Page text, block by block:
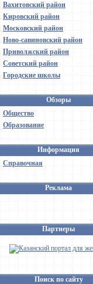
Вахитовский район
Кировский район
Московский район
Ново-савиновский район
Приволжский район
Советский район
Городские школы
Обзоры
Общество
Образование
Информация
Справочная
Реклама
Партнеры
Поиск по сайту